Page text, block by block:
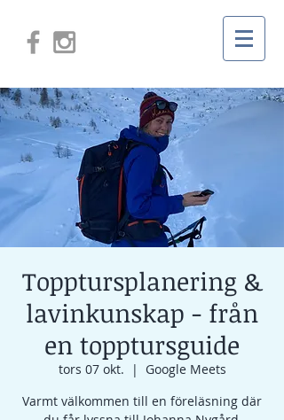
Topptursplanering &
lavinkunskap - från
en topptursguide
tors 07 okt.
  |
Google Meets
Varmt välkommen till en föreläsning där